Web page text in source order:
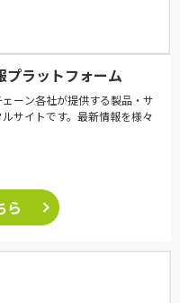
プラットフォーム
ーン各社が提供する製品・サ
サイトです。最新情報を様々
ら